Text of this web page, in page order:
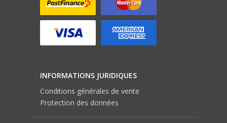
INFORMATIONS JURIDIQUES
Conditions générales de vente
Protection des données